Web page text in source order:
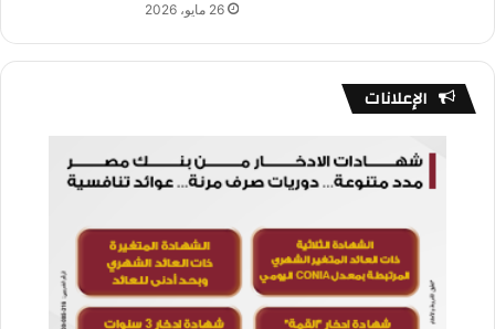
26 مايو، 2026
الإعلانات